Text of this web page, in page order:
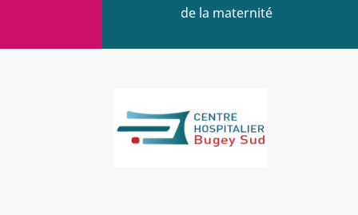
de la maternité